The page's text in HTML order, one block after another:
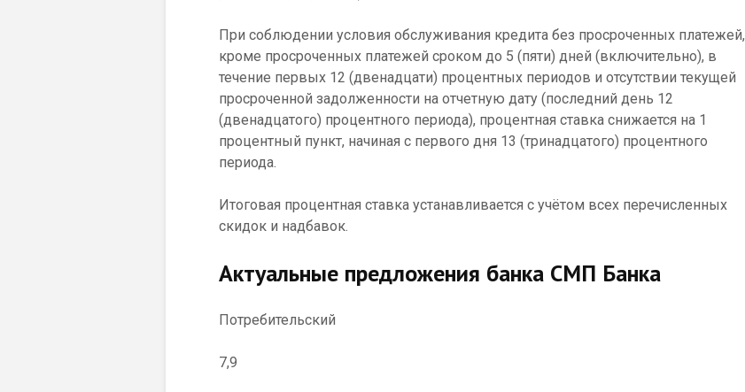
При соблюдении условия обслуживания кредита без просроченных платежей,
кроме просроченных платежей сроком до 5 (пяти) дней (включительно), в
течение первых 12 (двенадцати) процентных периодов и отсутствии текущей
просроченной задолженности на отчетную дату (последний день 12
(двенадцатого) процентного периода), процентная ставка снижается на 1
процентный пункт, начиная с первого дня 13 (тринадцатого) процентного
периода.
Итоговая процентная ставка устанавливается с учётом всех перечисленных
скидок и надбавок.
Актуальные предложения банка СМП Банка
Потребительский
7,9